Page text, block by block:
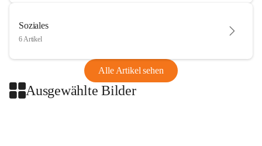
Soziales
6 Artikel
Alle Artikel sehen
Ausgewählte Bilder